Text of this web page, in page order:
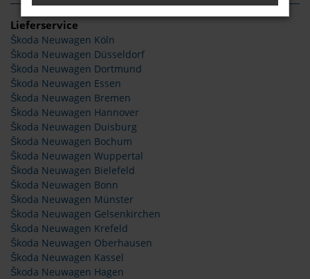
Lieferservice
Škoda Neuwagen Köln
Škoda Neuwagen Düsseldorf
Škoda Neuwagen Dortmund
Škoda Neuwagen Essen
Škoda Neuwagen Bremen
Škoda Neuwagen Hannover
Škoda Neuwagen Duisburg
Škoda Neuwagen Bochum
Škoda Neuwagen Wuppertal
Škoda Neuwagen Bielefeld
Škoda Neuwagen Bonn
Škoda Neuwagen Münster
Škoda Neuwagen Gelsenkirchen
Škoda Neuwagen Krefeld
Škoda Neuwagen Oberhausen
Škoda Neuwagen Kassel
Škoda Neuwagen Hagen